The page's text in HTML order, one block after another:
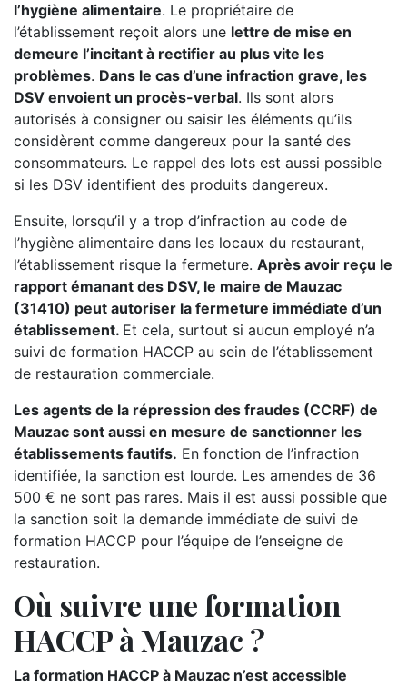
l’hygiène alimentaire. Le propriétaire de
l’établissement reçoit alors une lettre de mise en
demeure l’incitant à rectifier au plus vite les
problèmes. Dans le cas d’une infraction grave, les
DSV envoient un procès-verbal. Ils sont alors
autorisés à consigner ou saisir les éléments qu’ils
considèrent comme dangereux pour la santé des
consommateurs. Le rappel des lots est aussi possible
si les DSV identifient des produits dangereux.
Ensuite, lorsqu’il y a trop d’infraction au code de
l’hygiène alimentaire dans les locaux du restaurant,
l’établissement risque la fermeture. Après avoir reçu le
rapport émanant des DSV, le maire de Mauzac
(31410) peut autoriser la fermeture immédiate d’un
établissement. Et cela, surtout si aucun employé n’a
suivi de formation HACCP au sein de l’établissement
de restauration commerciale.
Les agents de la répression des fraudes (CCRF) de
Mauzac sont aussi en mesure de sanctionner les
établissements fautifs. En fonction de l’infraction
identifiée, la sanction est lourde. Les amendes de 36
500 € ne sont pas rares. Mais il est aussi possible que
la sanction soit la demande immédiate de suivi de
formation HACCP pour l’équipe de l’enseigne de
restauration.
Où suivre une formation
HACCP à Mauzac ?
La formation HACCP à Mauzac n’est accessible